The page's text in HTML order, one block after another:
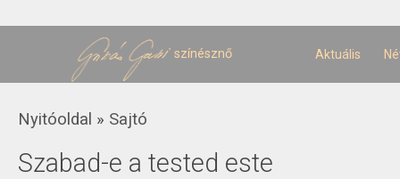
színésznő Aktuális
Jelenlegi hely
Nyitóoldal » Sajtó
Szabad-e a tested este